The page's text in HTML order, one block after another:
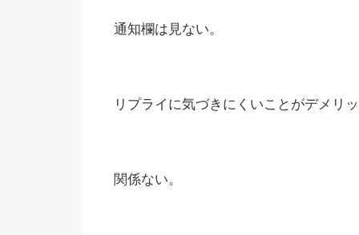
通知欄は見ない。
リプライに気づきにくいことがデメリ
関係ない。